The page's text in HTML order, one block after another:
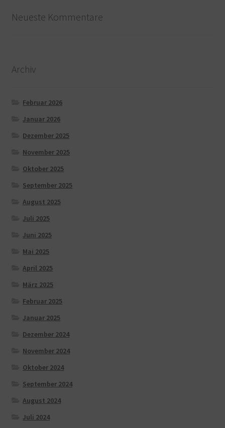
Neueste Kommentare
Archiv
Februar 2026
Januar 2026
Dezember 2025
November 2025
Oktober 2025
September 2025
August 2025
Juli 2025
Juni 2025
Mai 2025
April 2025
März 2025
Februar 2025
Januar 2025
Dezember 2024
November 2024
Oktober 2024
September 2024
August 2024
Juli 2024